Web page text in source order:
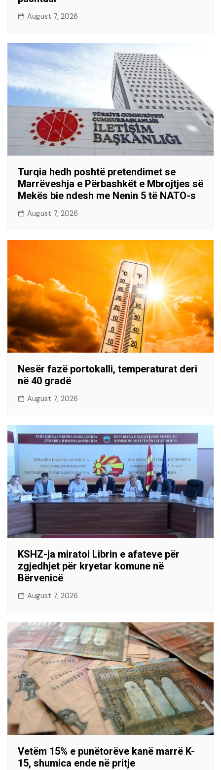
August 7, 2026
Turqia hedh poshtë pretendimet se
Marrëveshja e Përbashkët e Mbrojtjes së
Mekës bie ndesh me Nenin 5 të NATO-s
August 7, 2026
Nesër fazë portokalli, temperaturat deri
në 40 gradë
August 7, 2026
KSHZ-ja miratoi Librin e afateve për
zgjedhjet për kryetar komune në
Bërvenicë
August 7, 2026
Vetëm 15% e punëtorëve kanë marrë K-
15, shumica ende në pritje